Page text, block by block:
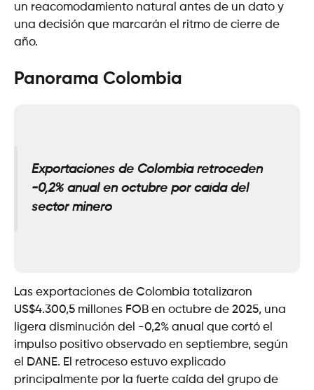
un reacomodamiento natural antes de un dato y
una decisión que marcarán el ritmo de cierre de
año.
Panorama Colombia
Exportaciones de Colombia retroceden
-0,2% anual en octubre por caída del
sector minero
Las exportaciones de Colombia totalizaron
US$4.300,5 millones FOB en octubre de 2025, una
ligera disminución del -0,2% anual que cortó el
impulso positivo observado en septiembre, según
el DANE. El retroceso estuvo explicado
principalmente por la fuerte caída del grupo de